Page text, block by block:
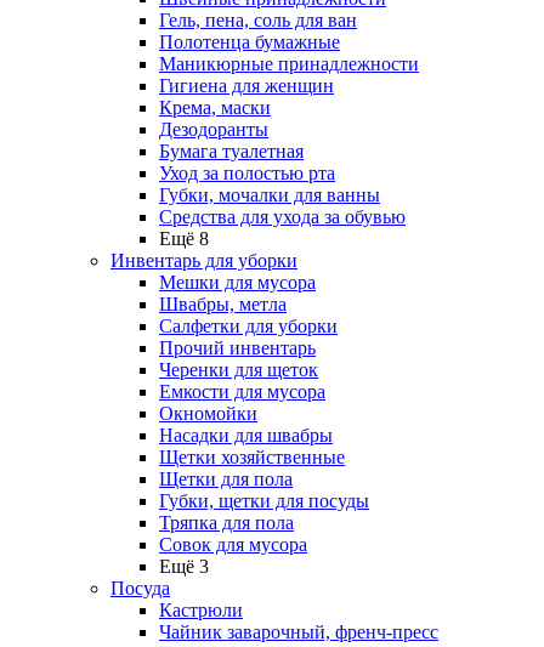
Гель, пена, соль для ван
Полотенца бумажные
Маникюрные принадлежности
Гигиена для женщин
Крема, маски
Дезодоранты
Бумага туалетная
Уход за полостью рта
Губки, мочалки для ванны
Средства для ухода за обувью
Ещё 8
Инвентарь для уборки
Мешки для мусора
Швабры, метла
Салфетки для уборки
Прочий инвентарь
Черенки для щеток
Емкости для мусора
Окномойки
Насадки для швабры
Щетки хозяйственные
Щетки для пола
Губки, щетки для посуды
Тряпка для пола
Совок для мусора
Ещё 3
Посуда
Кастрюли
Чайник заварочный, френч-пресс